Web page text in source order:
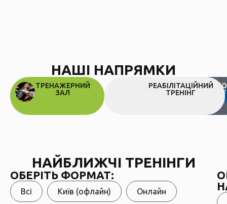
НАШІ НАПРЯМКИ
ТРЕНАЖЕРНИЙ
ЗАЛ
PILATESРЕАБІЛІТАЦІЙНИЙ
ТРЕНІНГ
НАЙБЛИЖЧІ ТРЕНІНГИ
ОБЕРІТЬ ФОРМАТ:
Всі Київ (офлайн) Онлайн